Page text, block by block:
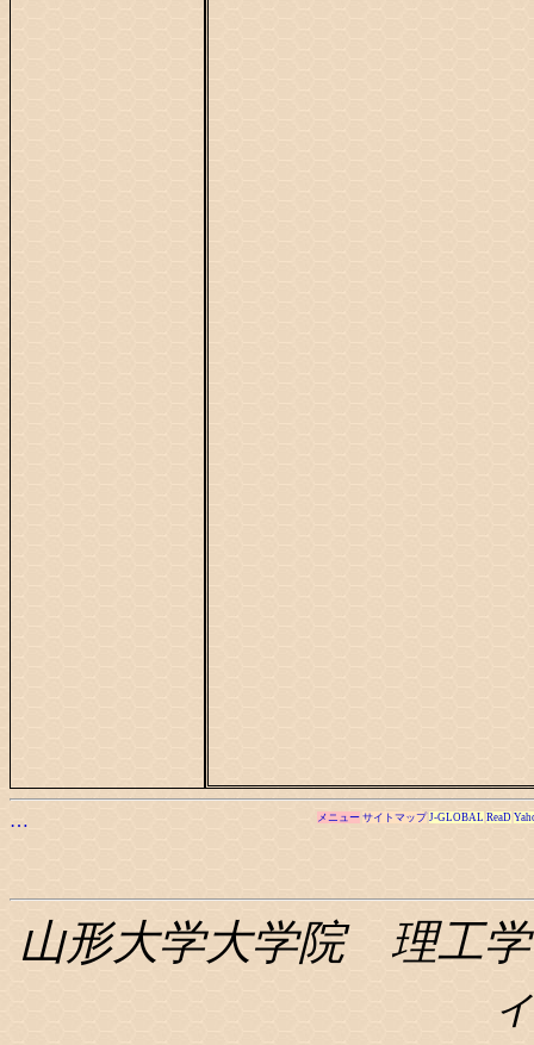
… メニュー サイトマップ J-GLOBAL ReaD
山形大学大学院 理工